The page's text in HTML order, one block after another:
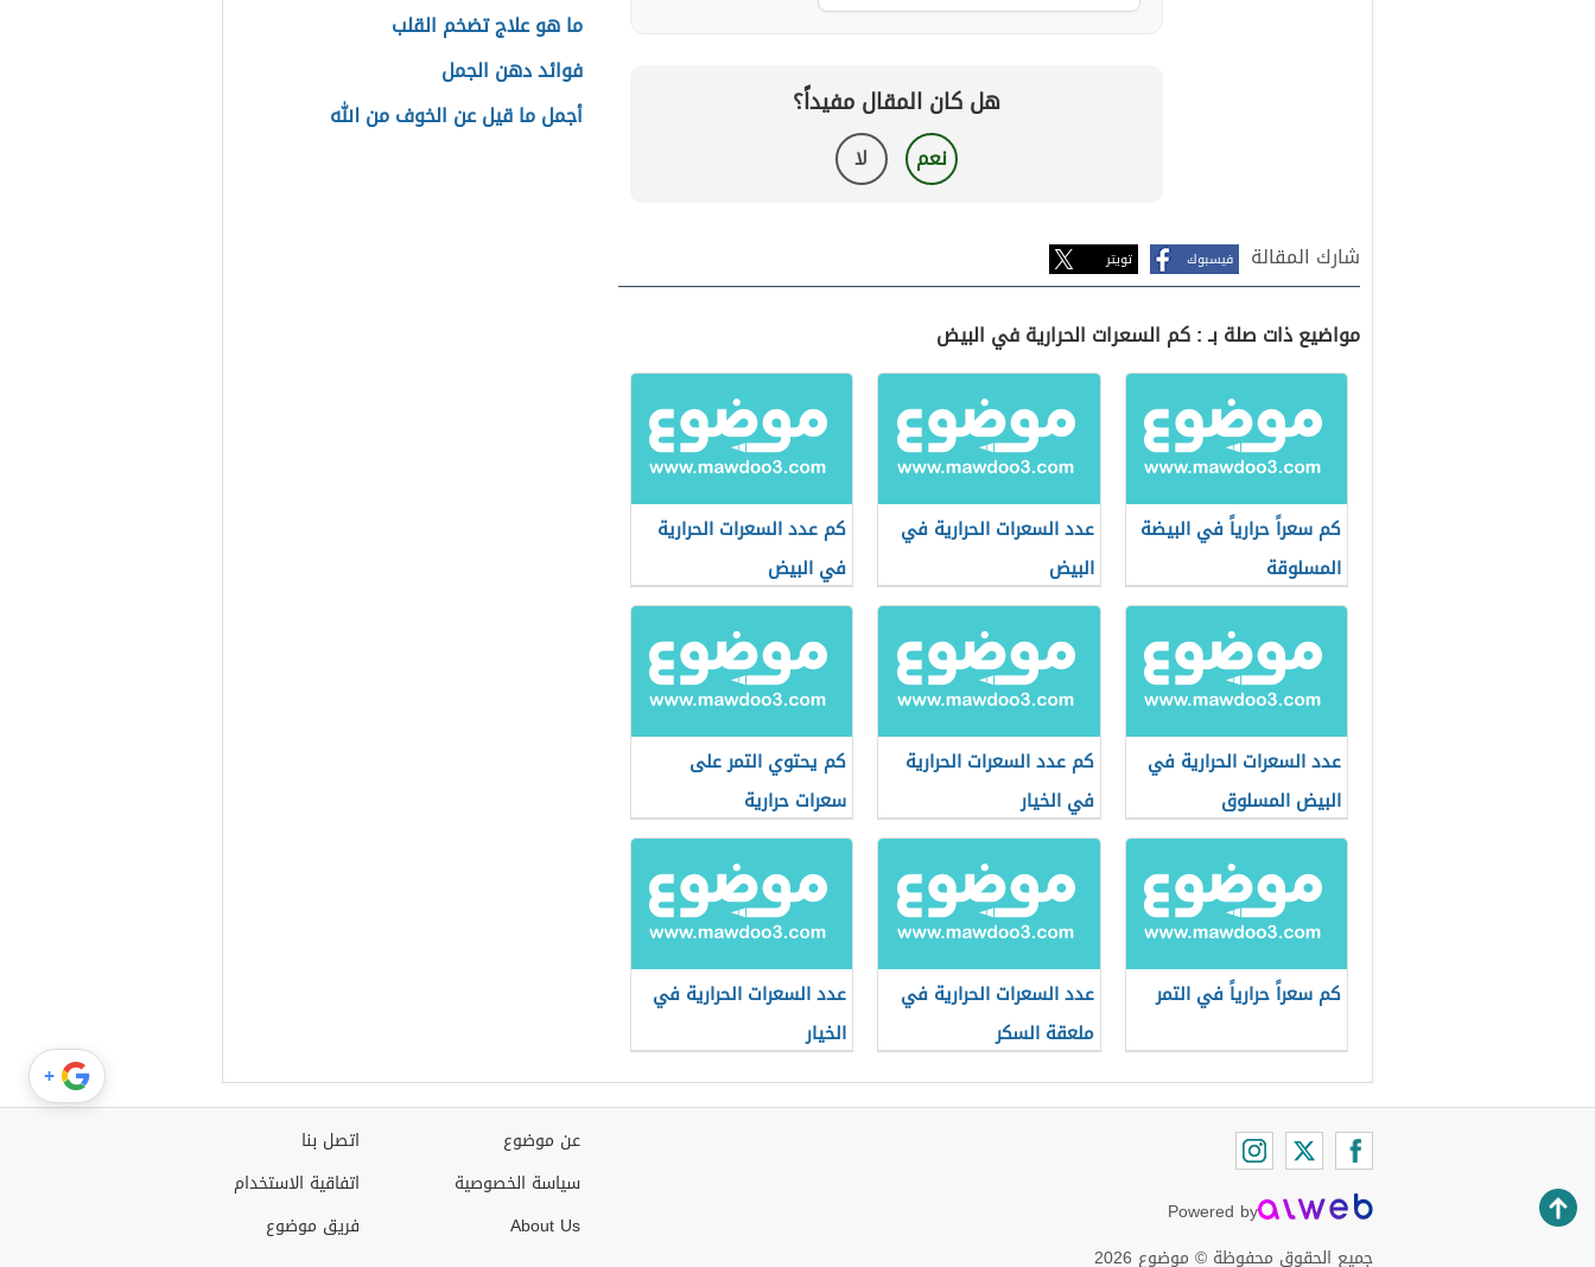
هل كان المقال مفيداً؟
نعم لا
شارك المقالة فيسبوك تويتر
مواضيع ذات صلة بـ : كم السعرات الحرارية في البيض
كم سعراً حرارياً في البيضة
المسلوقة
عدد السعرات الحرارية في
البيض
كم عدد السعرات الحرارية
في البيض
عدد السعرات الحرارية في
البيض المسلوق
كم عدد السعرات الحرارية
في الخيار
كم يحتوي التمر على
سعرات حرارية
كم سعراً حرارياً في التمر
عدد السعرات الحرارية في
ملعقة السكر
عدد السعرات الحرارية في
الخيار
ما هو علاج تضخم القلب
فوائد دهن الجمل
أجمل ما قيل عن الخوف من الله
Powered by
جميع الحقوق محفوظة © موضوع 2026
اتصل بنا
اتفاقية الاستخدام
فريق موضوع
عن موضوع
سياسة الخصوصية
About Us
+